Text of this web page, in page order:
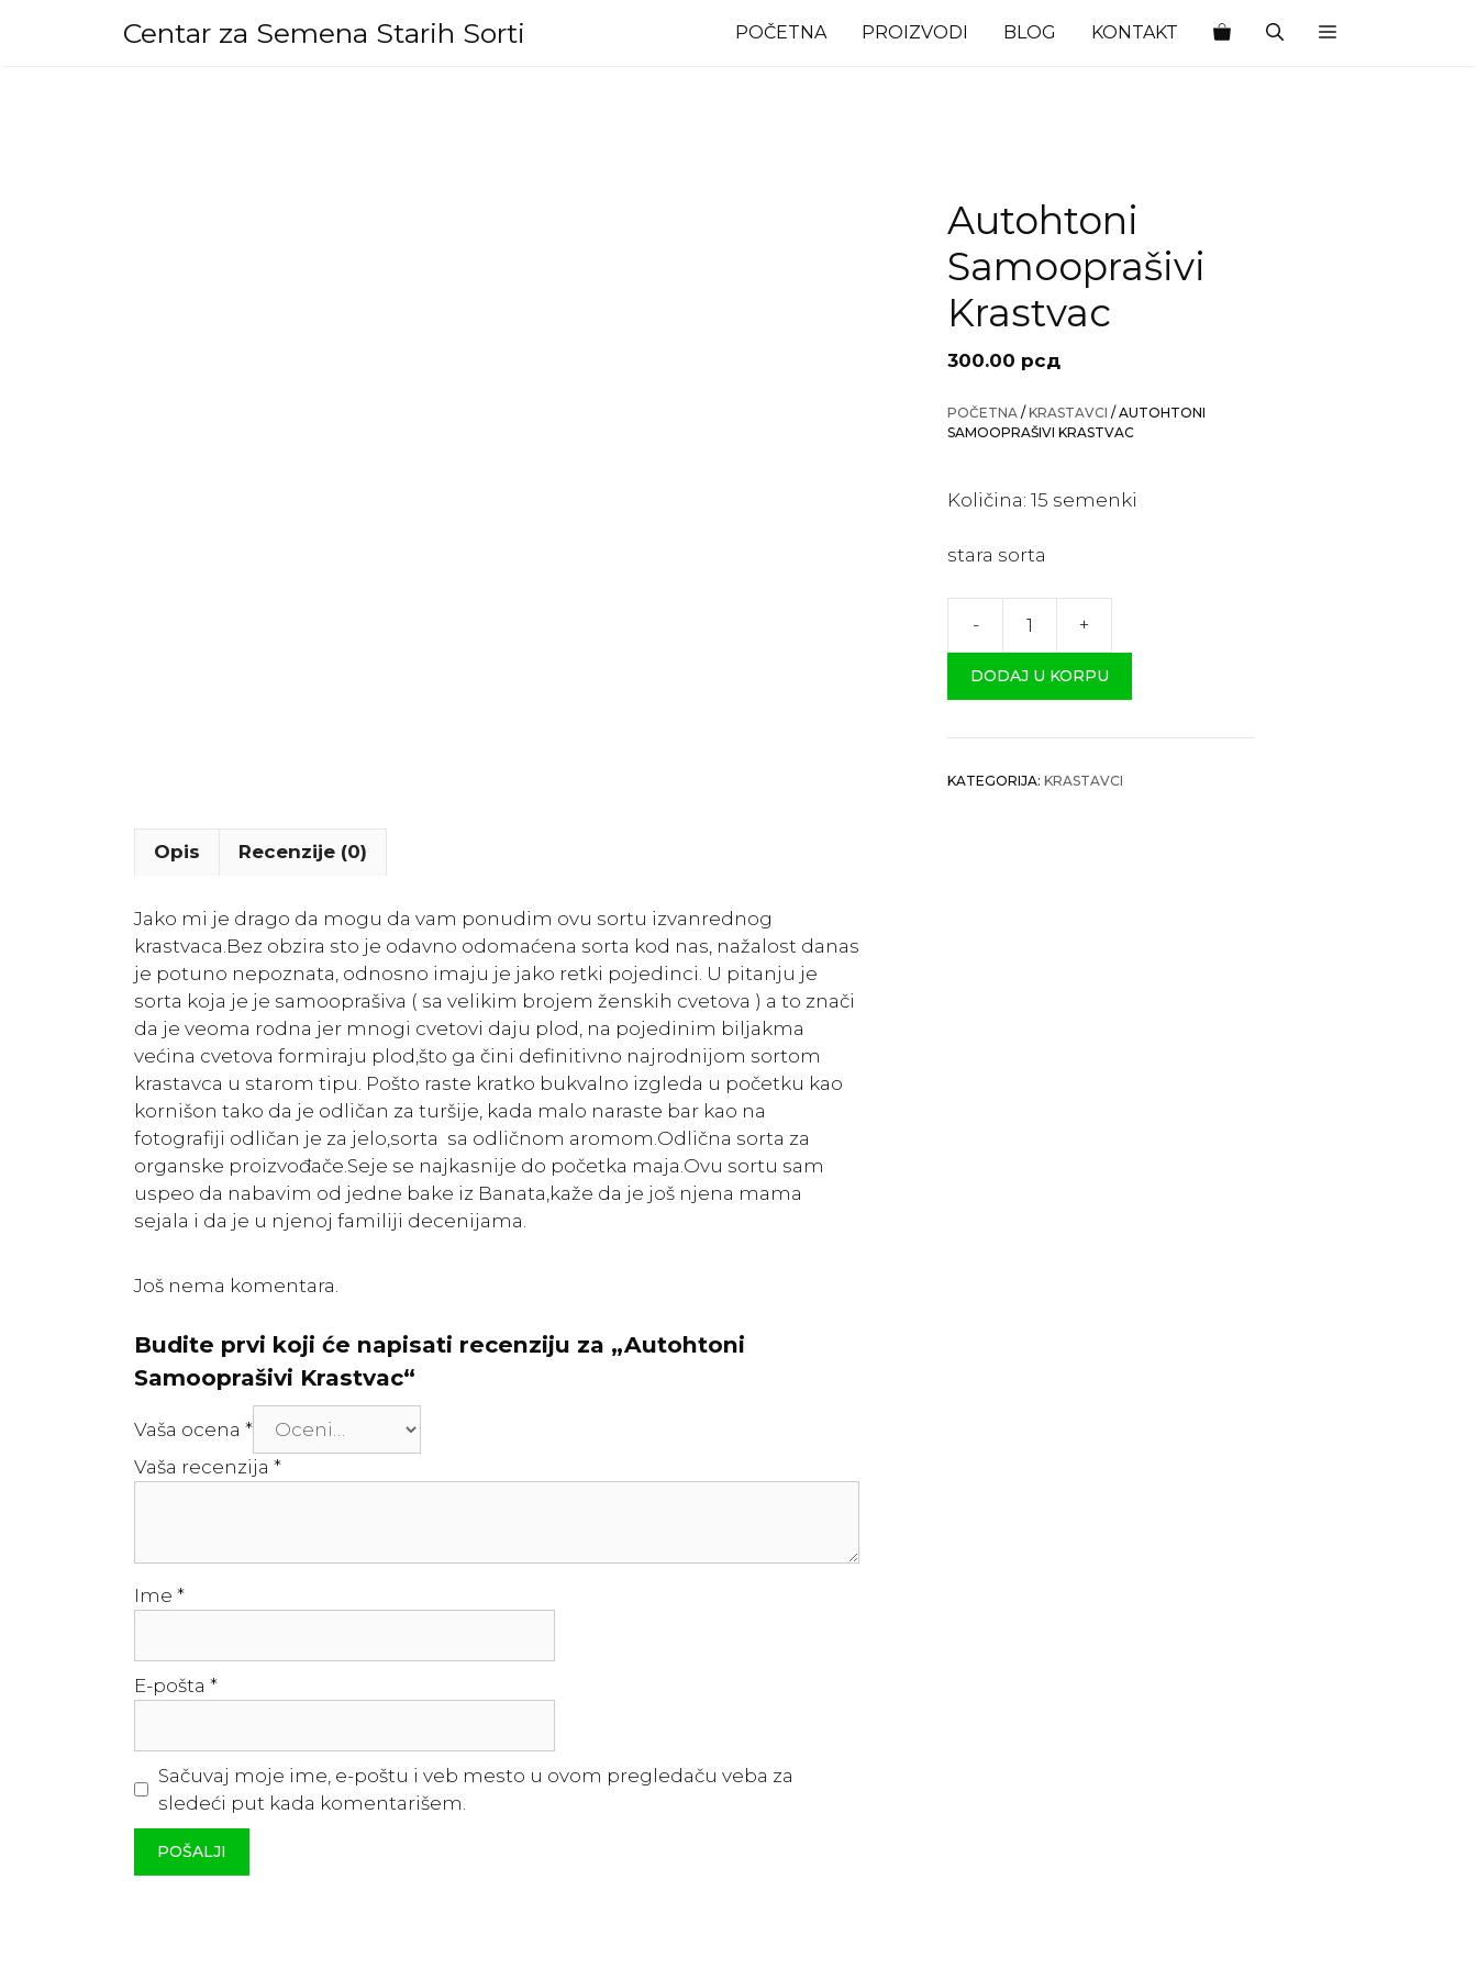
Centar za Semena Starih Sorti POČETNA PROIZVODI BLOG KONTAKT
Autohtoni
Samooprašivi
Krastvac
300.00 рсд
POČETNA /KRASTAVCI / AUTOHTONI
SAMOOPRAŠIVI KRASTVAC
Količina: 15 semenki
stara sorta
-
Autohtoni
+
DODAJ U KORPU
KATEGORIJA: KRASTAVCI
Opis Recenzije (0)
Jako mi je drago da mogu da vam ponudim ovu sortu izvanrednog
krastvaca.Bez obzira sto je odavno odomaćena sorta kod nas, nažalost danas
je potuno nepoznata, odnosno imaju je jako retki pojedinci. U pitanju je
sorta koja je je samooprašiva ( sa velikim brojem ženskih cvetova ) a to znači
da je veoma rodna jer mnogi cvetovi daju plod, na pojedinim biljakma
većina cvetova formiraju plod,što ga čini definitivno najrodnijom sortom
krastavca u starom tipu. Pošto raste kratko bukvalno izgleda u početku kao
kornišon tako da je odličan za turšije, kada malo naraste bar kao na
fotografiji odličan je za jelo,sorta sa odličnom aromom.Odlična sorta za
organske proizvođače.Seje se najkasnije do početka maja.Ovu sortu sam
uspeo da nabavim od jedne bake iz Banata,kaže da je još njena mama
sejala i da je u njenoj familiji decenijama.
Još nema komentara.
Budite prvi koji će napisati recenziju za „Autohtoni
Samooprašivi Krastvac“
Vaša ocena *
Vaša recenzija *
Ime *
E-pošta *
Sačuvaj moje ime, e-poštu i veb mesto u ovom pregledaču veba za
sledeći put kada komentarišem.